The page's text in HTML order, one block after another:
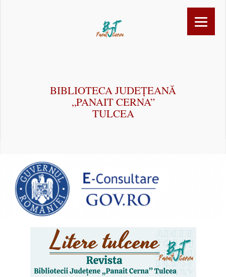
BIBLIOTECA JUDEȚEANĂ
„PANAIT CERNA”
TULCEA